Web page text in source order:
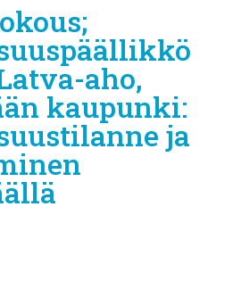
aho,
kaupunki:
ja